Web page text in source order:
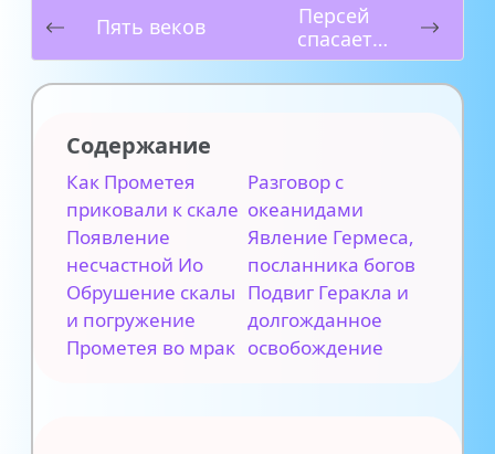
Пять веков
Персей
спасает
Андромеду
Содержание
Как Прометея
приковали к скале
Разговор с
океанидами
Появление
несчастной Ио
Явление Гермеса,
посланника богов
Обрушение скалы
и погружение
Прометея во мрак
Подвиг Геракла и
долгожданное
освобождение